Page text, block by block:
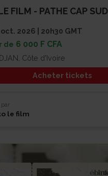
FILM - PATHE CAP SUD
2026 | 20h30 GMT
de 6 000 F CFA
Côte d'Ivoire
Acheter tickets
par
le film